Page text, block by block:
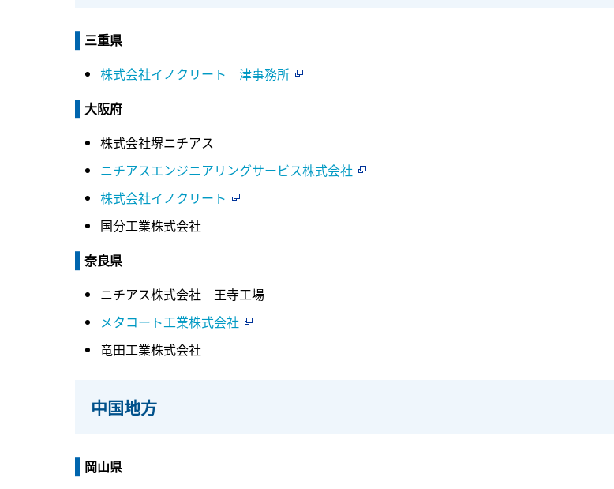
三重県
株式会社イノクリート 津事務所
大阪府
株式会社堺ニチアス
ニチアスエンジニアリングサービス株式会社
株式会社イノクリート
国分工業株式会社
奈良県
ニチアス株式会社 王寺工場
メタコート工業株式会社
竜田工業株式会社
中国地方
岡山県